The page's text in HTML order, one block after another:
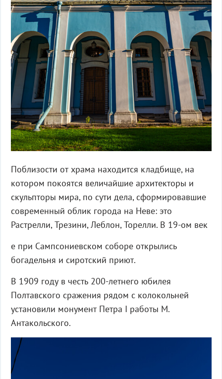
Поблизости от храма находится кладбище, на
котором покоятся величайшие архитекторы и
скульпторы мира, по сути дела, сформировавшие
современный облик города на Неве: это
Растрелли, Трезини, Леблон, Торелли. В 19-ом век
е при Сампсониевском соборе открылись
богадельня и сиротский приют.
В 1909 году в честь 200-летнего юбилея
Полтавского сражения рядом с колокольней
установили монумент Петра I работы М.
Антакольского.